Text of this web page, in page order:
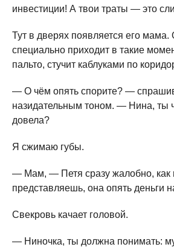
инвестиции! А твои траты — это
Тут в дверях появляется его мама.
специально приходит в такие
пальто, стучит каблуками по
— О чём опять спорите? —
назидательным тоном. — Нина, ты
довела?
Я сжимаю губы.
— Мам, — Петя сразу жалобно,
представляешь, она опять деньги
Свекровь качает головой.
— Ниночка, ты должна понимать: